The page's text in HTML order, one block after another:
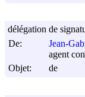
De:
Jean-
agent
Objet:
de
délégation de